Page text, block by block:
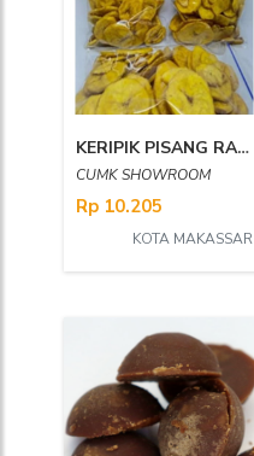
KERIPIK PISANG RASA ORIGINAL SHOWROOM
CUMK SHOWROOM
Rp 10.205
KOTA MAKASSAR